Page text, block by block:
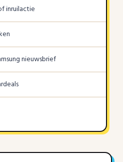
inruilactie
nieuwsbrief